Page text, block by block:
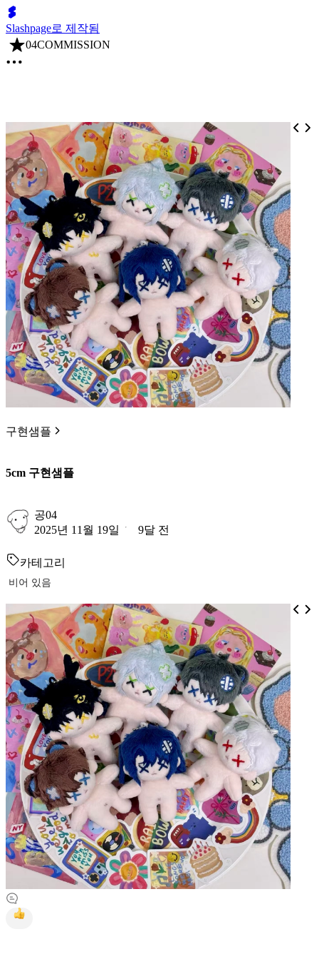
Slashpage로 제작됨
04COMMISSION
구현샘플
5cm 구현샘플
공04
2025년 11월 19일
9달 전
카테고리
비어 있음